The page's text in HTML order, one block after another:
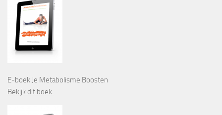
E-boek Je Metabolisme Boosten
Bekijk dit boek